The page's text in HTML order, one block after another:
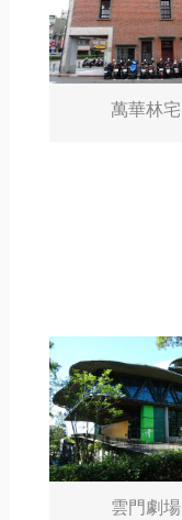
萬華林宅
雲門劇場